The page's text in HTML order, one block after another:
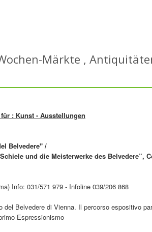
Märkte ,
: Kunst - Ausstellungen
Belvedere" /
und die Meisterwerke des Belvedere”,
Info: 031/571 979 - Infoline 039/206 868
Belvedere di Vienna. Il percorso espositivo
Espressionismo